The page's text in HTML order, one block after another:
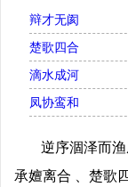
辩才无阂
楚歌四合
滴水成河
凤协鸾和
逆序涸泽而
承嬗离合 、楚歌